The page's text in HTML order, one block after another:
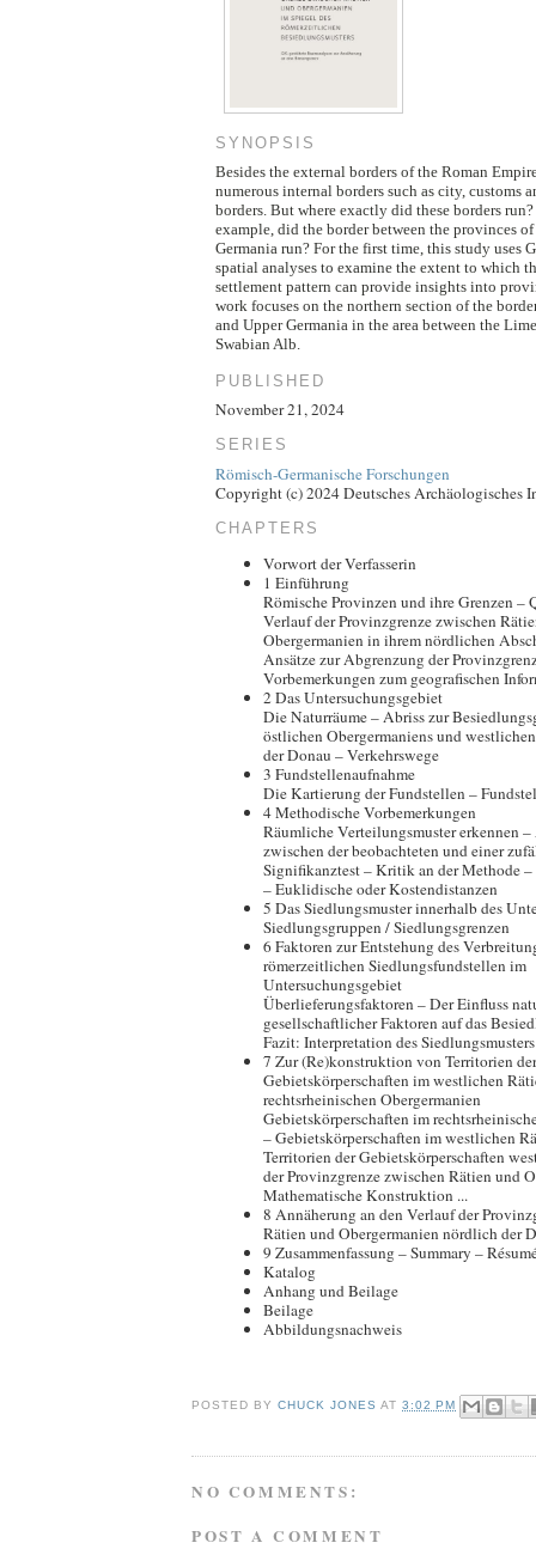
SYNOPSIS
Besides the external borders of the Roman
numerous internal borders such as city, customs
borders. But where exactly did these borders
example, did the border between the provinces
Germania run? For the first time, this study uses
spatial analyses to examine the extent to which
settlement pattern can provide insights into
work focuses on the northern section of the
and Upper Germania in the area between the
Swabian Alb.
PUBLISHED
November 21, 2024
SERIES
Römisch-Germanische Forschungen
Copyright (c) 2024 Deutsches Archäologisches
CHAPTERS
Vorwort der Verfasserin
1 Einführung
Römische Provinzen und ihre Grenzen –
Verlauf der Provinzgrenze zwischen
Obergermanien in ihrem nördlichen
Ansätze zur Abgrenzung der
Vorbemerkungen zum geografischen
2 Das Untersuchungsgebiet
Die Naturräume – Abriss zur
östlichen Obergermaniens und
der Donau – Verkehrswege
3 Fundstellenaufnahme
Die Kartierung der Fundstellen –
4 Methodische Vorbemerkungen
Räumliche Verteilungsmuster erkennen
zwischen der beobachteten und einer
Signifikanztest – Kritik an der Methode –
– Euklidische oder Kostendistanzen
5 Das Siedlungsmuster innerhalb des
Siedlungsgruppen / Siedlungsgrenzen
6 Faktoren zur Entstehung des
römerzeitlichen Siedlungsfundstellen im
Untersuchungsgebiet
Überlieferungsfaktoren – Der Einfluss
gesellschaftlicher Faktoren auf das
Fazit: Interpretation des
7 Zur (Re)konstruktion von Territorien
Gebietskörperschaften im westlichen
rechtsrheinischen Obergermanien
Gebietskörperschaften im
– Gebietskörperschaften im westlichen
Territorien der Gebietskörperschaften
der Provinzgrenze zwischen Rätien und
Mathematische Konstruktion ...
8 Annäherung an den Verlauf der
Rätien und Obergermanien nördlich der
9 Zusammenfassung – Summary –
Katalog
Anhang und Beilage
Beilage
Abbildungsnachweis
POSTED BYCHUCK JONESAT3:02 PM
NO COMMENTS:
POST A COMMENT